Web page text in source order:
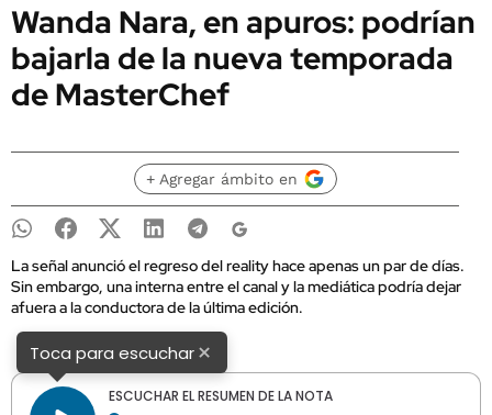
Wanda Nara, en apuros: podrían
bajarla de la nueva temporada
de MasterChef
+ Agregar ámbito en
La señal anunció el regreso del reality hace apenas un par de días.
Sin embargo, una interna entre el canal y la mediática podría dejar
afuera a la conductora de la última edición.
Toca para escuchar×
ESCUCHAR EL RESUMEN DE LA NOTA